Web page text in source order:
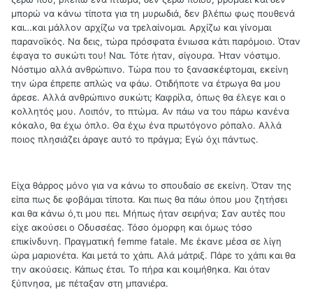
μπορώ να κάνω τίποτα για τη μυρωδιά, δεν βλέπω φως πουθενά
και…και μάλλον αρχίζω να τρελαίνομαι. Αρχίζω και γίνομαι
παρανοϊκός. Να δεις, τώρα πρόσφατα ένιωσα κάτι παρόμοιο. Όταν
έφαγα το συκώτι του! Ναι. Τότε ήταν, σίγουρα. Ήταν νόστιμο.
Νόστιμο αλλά ανθρώπινο. Τώρα που το ξανασκέφτομαι, εκείνη
την ώρα έπρεπε απλώς να φάω. Οτιδήποτε να έτρωγα θα μου
άρεσε. Αλλά ανθρώπινο συκώτι; Καφρίλα, όπως θα έλεγε και ο
κολλητός μου. Λοιπόν, το πτώμα. Αν πάω να του πάρω κανένα
κόκαλο, θα έχω όπλο. Θα έχω ένα πρωτόγονο ρόπαλο. Αλλά
ποιος πλησιάζει άραγε αυτό το πράγμα; Εγώ όχι πάντως.
Είχα θάρρος μόνο για να κάνω το σπουδαίο σε εκείνη. Όταν της
είπα πως δε φοβάμαι τίποτα. Και πως θα πάω όπου μου ζητήσει
και θα κάνω ό,τι μου πει. Μήπως ήταν σειρήνα; Σαν αυτές που
είχε ακούσει ο Οδυσσέας. Τόσο όμορφη και όμως τόσο
επικίνδυνη. Πραγματική femme fatale. Με έκανε μέσα σε λίγη
ώρα μαριονέτα. Και μετά το χάπι. Αλά μάτριξ. Πάρε το χάπι και θα
την ακούσεις. Κάπως έτσι. Το πήρα και κοιμήθηκα. Και όταν
ξύπνησα, με πέταξαν στη μπανιέρα.